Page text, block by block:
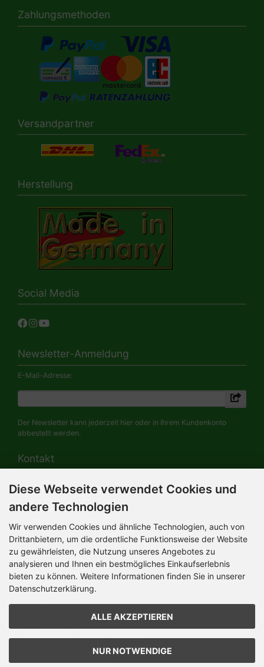
Zahlungsmethoden
Versandpartner
Herstellung
Social Media
Newsletter-Anmeldung
E-Mail-Adresse:
Der Newsletter kann jederzeit hier oder in Ihrem Kundenkonto
abbestellt werden.
Kontakt
HERMANN-Spielwaren GmbH
Werksverkauf / Postadresse:
Im Grund 9-11
Mo-Do 8.00 bis 16.30 Uhr
Bürozeiten:
Mo-Do 8.00 bis 16.30 Uhr
Fr 8.00 bis 12.30 Uhr
+49 (0) 09561 85900
info@hermann.de
Geschäftsführer
Martin Hermann
Handelsregister Amtsgericht Coburg
Diese Webseite verwendet Cookies und
andere Technologien
Wir verwenden Cookies und ähnliche Technologien, auch von
Drittanbietern, um die ordentliche Funktionsweise der Website
zu gewährleisten, die Nutzung unseres Angebotes zu
analysieren und Ihnen ein bestmögliches Einkaufserlebnis
bieten zu können. Weitere Informationen finden Sie in unserer
Datenschutzerklärung.
ALLE AKZEPTIEREN
NUR NOTWENDIGE